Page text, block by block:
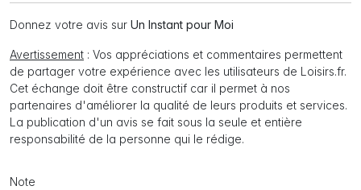
Donnez votre avis sur Un Instant pour Moi
Avertissement : Vos appréciations et commentaires permettent
de partager votre expérience avec les utilisateurs de Loisirs.fr.
Cet échange doit être constructif car il permet à nos
partenaires d'améliorer la qualité de leurs produits et services.
La publication d'un avis se fait sous la seule et entière
responsabilité de la personne qui le rédige.
Note